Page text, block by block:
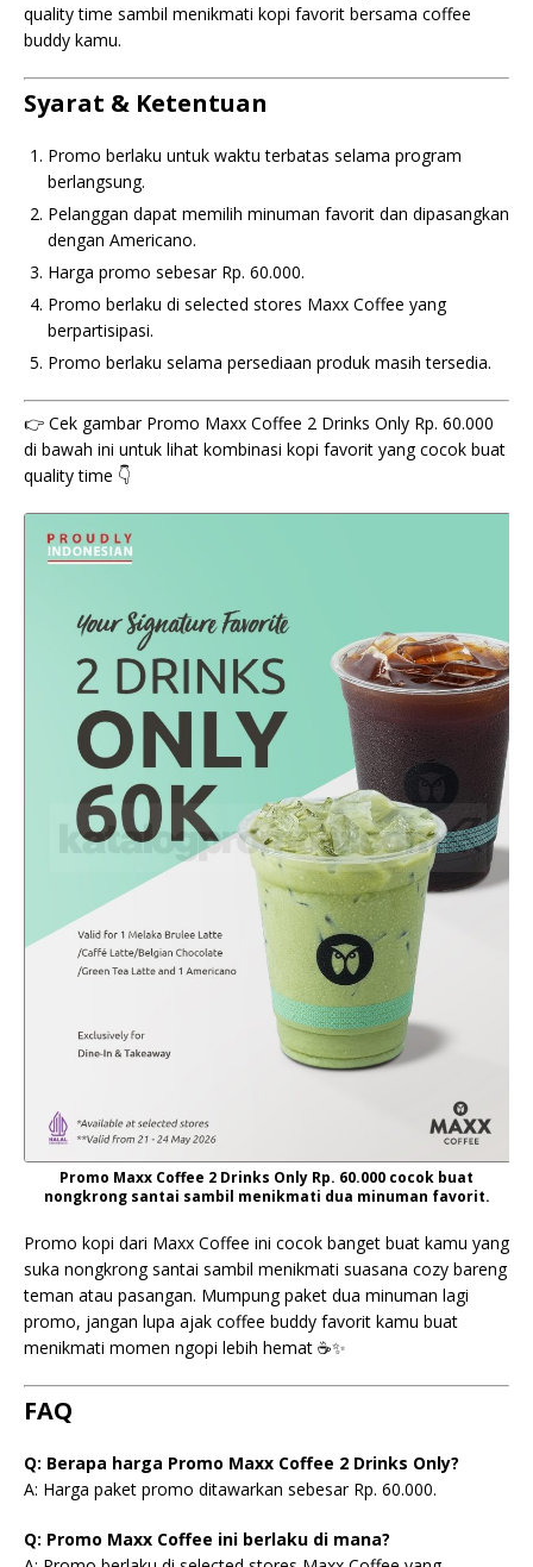
quality time sambil menikmati kopi favorit bersama coffee
buddy kamu.
Syarat & Ketentuan
Promo berlaku untuk waktu terbatas selama program
berlangsung.
Pelanggan dapat memilih minuman favorit dan dipasangkan
dengan Americano.
Harga promo sebesar Rp. 60.000.
Promo berlaku di selected stores Maxx Coffee yang
berpartisipasi.
Promo berlaku selama persediaan produk masih tersedia.
👉 Cek gambar Promo Maxx Coffee 2 Drinks Only Rp. 60.000
di bawah ini untuk lihat kombinasi kopi favorit yang cocok buat
quality time 👇
Promo Maxx Coffee 2 Drinks Only Rp. 60.000 cocok buat
nongkrong santai sambil menikmati dua minuman favorit.
Promo kopi dari Maxx Coffee ini cocok banget buat kamu yang
suka nongkrong santai sambil menikmati suasana cozy bareng
teman atau pasangan. Mumpung paket dua minuman lagi
promo, jangan lupa ajak coffee buddy favorit kamu buat
menikmati momen ngopi lebih hemat ☕✨
FAQ
Q: Berapa harga Promo Maxx Coffee 2 Drinks Only?
A: Harga paket promo ditawarkan sebesar Rp. 60.000.
Q: Promo Maxx Coffee ini berlaku di mana?